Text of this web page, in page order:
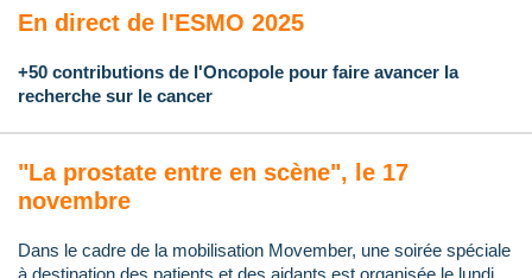
En direct de l'ESMO 2025
+50 contributions de l'Oncopole pour faire avancer la
recherche sur le cancer
"La prostate entre en scène", le 17
novembre
Dans le cadre de la mobilisation Movember, une soirée spéciale
à destination des patients et des aidants est organisée le lundi